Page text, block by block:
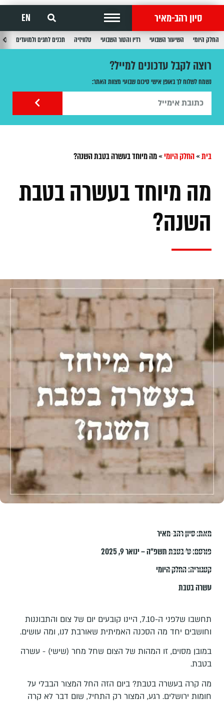
סיון רהב-מאיר EN
החלק היומי השיעור השבועי רדיו והטור השבועי טלוויזיה תכנים לחגים ולמועדים
רוצה לקבל עדכונים למייל?
נשמח לשלוח לך באופן אישי סיכום שבועי מצוות האתר:
בית»החלק היומי»מה מיוחד בעשרה בטבת השנה?
מה מיוחד בעשרה בטבת
השנה?
מאת:סיון רהב-מאיר
פורסם:ט׳ בטבת תשפ״ה – ינואר 9, 2025
קטגוריה:החלק היומי
עשרה בטבת
תחשבו שלפני ה-7.10, היינו קובעים יום של צום והתבוננות
וחושבים יחד מה הסכנה האמיתית שאורבת לנו, ומה עושים.
במובן מסוים, זו המהות של הצום שחל מחר (שישי) - עשרה
בטבת.
מה קרה בעשרה בטבת? ביום הזה החל המצור הבבלי על
חומות ירושלים. רגע, המצור רק התחיל, שום דבר לא קרה